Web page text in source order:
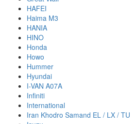
HAFEI
Haima M3
HANIA
HINO
Honda
Howo
Hummer
Hyundai
I-VAN A07A
Infiniti
International
Iran Khodro Samand EL / LX / TU